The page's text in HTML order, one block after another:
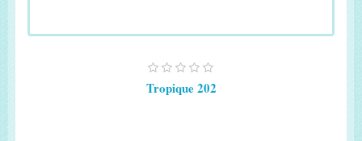
Tropique 202